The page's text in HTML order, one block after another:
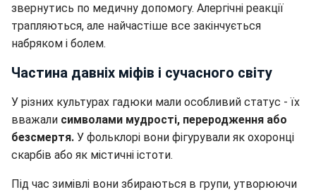
звернутись по медичну допомогу. Алергічні реакції
трапляються, але найчастіше все закінчується
набряком і болем.
Частина давніх міфів і сучасного світу
У різних культурах гадюки мали особливий статус - їх
вважали символами мудрості, переродження або
безсмертя. У фольклорі вони фігурували як охоронці
скарбів або як містичні істоти.
Під час зимівлі вони збираються в групи, утворюючи